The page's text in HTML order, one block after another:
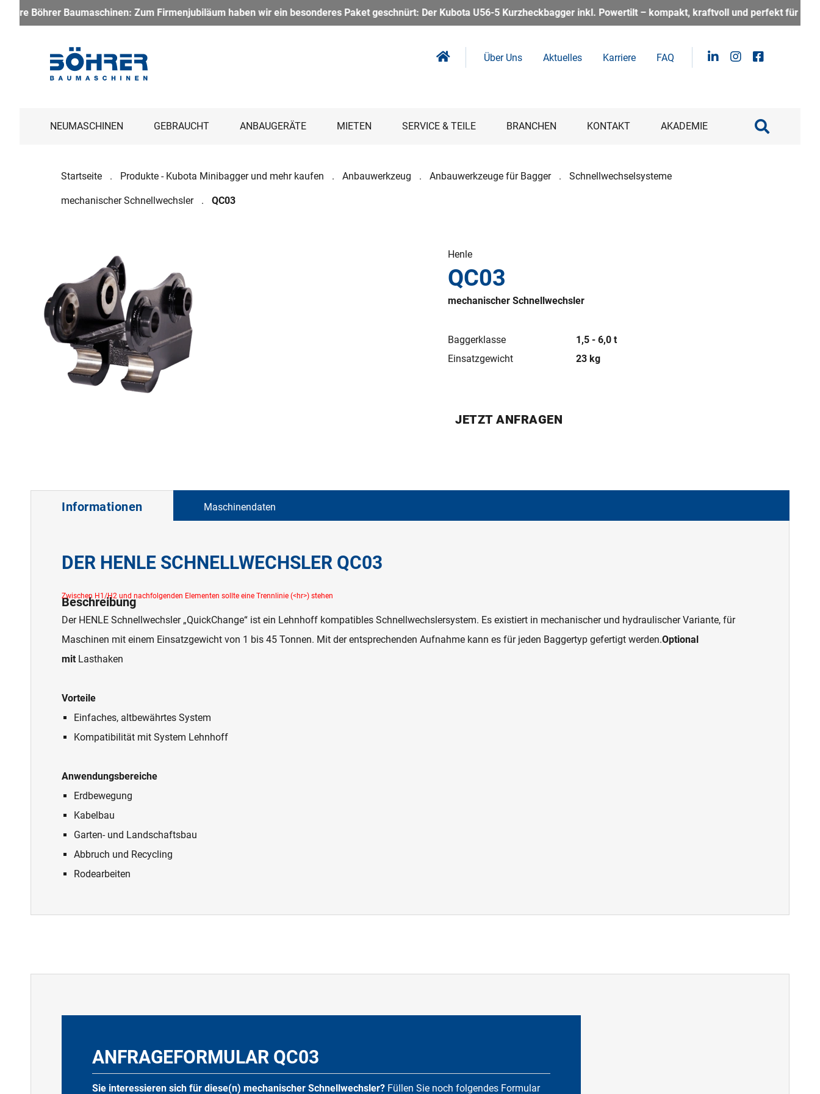
Zum Firmenjubiläum haben wir ein besonderes Paket geschnürt: Der Kubota U56-5 Kurzheckbagger inkl. Powertilt – kompakt, kraftvoll und perfekt für alle, die auf der
Über Uns Aktuelles Karriere FAQ
NEUMASCHINEN GEBRAUCHT ANBAUGERÄTE MIETEN SERVICE & TEILE BRANCHEN KONTAKT AKADEMIE
Startseite Produkte - Kubota Minibagger und mehr kaufen Anbauwerkzeug Anbauwerkzeuge für Bagger Schnellwechselsysteme
mechanischer Schnellwechsler QC03
Henle
QC03
mechanischer Schnellwechsler
Baggerklasse
1,5 - 6,0 t
Einsatzgewicht
23 kg
JETZT ANFRAGEN
Informationen Maschinendaten
DER HENLE SCHNELLWECHSLER QC03
Beschreibung
Der HENLE Schnellwechsler „QuickChange“ ist ein Lehnhoff kompatibles Schnellwechslersystem. Es existiert in mechanischer und hydraulischer Variante, für
Maschinen mit einem Einsatzgewicht von 1 bis 45 Tonnen. Mit der entsprechenden Aufnahme kann es für jeden Baggertyp gefertigt werden.Optional
mit Lasthaken
Vorteile
Einfaches, altbewährtes System
Kompatibilität mit System Lehnhoff
Anwendungsbereiche
Erdbewegung
Kabelbau
Garten- und Landschaftsbau
Abbruch und Recycling
Rodearbeiten
ANFRAGEFORMULAR QC03
Sie interessieren sich für diese(n) mechanischer Schnellwechsler? Füllen Sie noch folgendes Formular